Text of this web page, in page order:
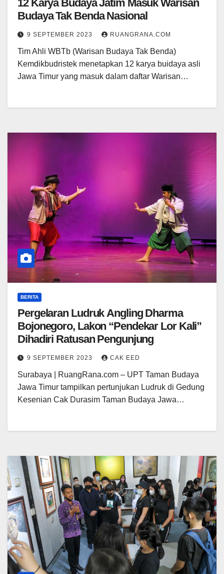
12 Karya Budaya Jatim Masuk Warisan
Budaya Tak Benda Nasional
9 SEPTEMBER 2023 RUANGRANA.COM
Tim Ahli WBTb (Warisan Budaya Tak Benda)
Kemdikbudristek menetapkan 12 karya buidaya asli
Jawa Timur yang masuk dalam daftar Warisan…
BERITA
Pergelaran Ludruk Angling Dharma
Bojonegoro, Lakon “Pendekar Lor Kali”
Dihadiri Ratusan Pengunjung
9 SEPTEMBER 2023 CAK EED
Surabaya | RuangRana.com – UPT Taman Budaya
Jawa Timur tampilkan pertunjukan Ludruk di Gedung
Kesenian Cak Durasim Taman Budaya Jawa…